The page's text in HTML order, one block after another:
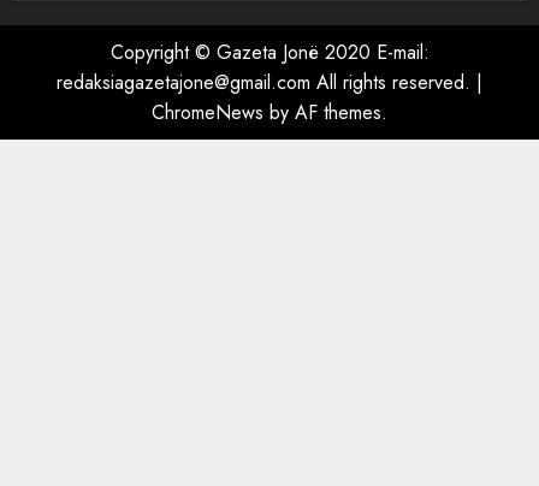
ngjau me Talo Çelën”,
dëshmia e Nuredin Dumanit
flet për PERSONAT që e
plagosën!
Copyright © Gazeta Jonë 2020 E-mail:
redaksiagazetajone@gmail.com All rights reserved. |
ChromeNews by AF themes.